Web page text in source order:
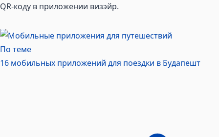
QR-коду в приложении визэйр.
По теме
16 мобильных приложений для поездки в Будапешт